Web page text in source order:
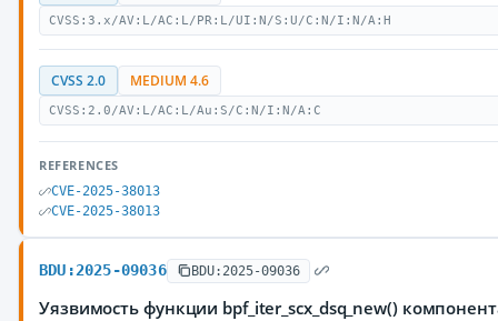
CVSS:3.x/AV:L/AC:L/PR:L/UI:N/S:U/C:N/I:N/A:H
CVSS 2.0 MEDIUM 4.6
CVSS:2.0/AV:L/AC:L/Au:S/C:N/I:N/A:C
REFERENCES
CVE-2025-38013
CVE-2025-38013
BDU:2025-09036 BDU:2025-09036
Уязвимость функции bpf_iter_scx_dsq_new()